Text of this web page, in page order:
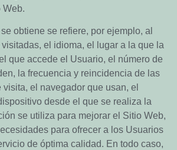
Web.
obtiene se refiere, por ejemplo, al
el idioma, el lugar a la que la
que accede el Usuario, el número de
la frecuencia y reincidencia de las
el navegador que usan, el
desde el que se realiza la
se utiliza para mejorar el Sitio Web,
para ofrecer a los Usuarios
de óptima calidad. En todo caso,